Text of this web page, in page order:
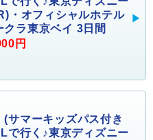
・オフィシャルホテル
クラ東京ベイ 3日間
円
(サマーキッズパス付き
で行く♪東京ディズニー